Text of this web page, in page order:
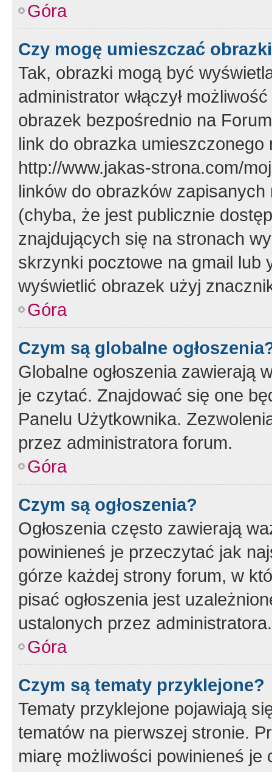
Góra
Czy mogę umieszczać
Tak, obrazki mogą być
administrator włączył
obrazek bezpośrednio na
link do obrazka
http://www.jakas-strona.com/
linków do obrazków
(chyba, że jest publicznie
znajdujących się na stronach
skrzynki pocztowe na gmail lub
wyświetlić obrazek użyj
Góra
Czym są globalne
Globalne ogłoszenia zawierają
je czytać. Znajdować się one
Panelu Użytkownika.
przez administratora forum.
Góra
Czym są ogłoszenia?
Ogłoszenia często zawierają
powinieneś je przeczytać jak
górze każdej strony forum, w
pisać ogłoszenia jest
ustalonych przez administratora.
Góra
Czym są tematy przyklejone?
Tematy przyklejone pojawiają
tematów na pierwszej stronie.
miarę możliwości powinieneś je